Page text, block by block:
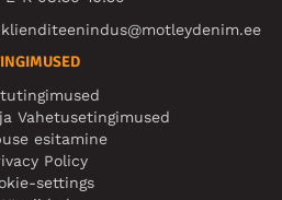
klienditeenindus@motleydenim.ee
Vahetusetingimused
esitamine
Policy
settings